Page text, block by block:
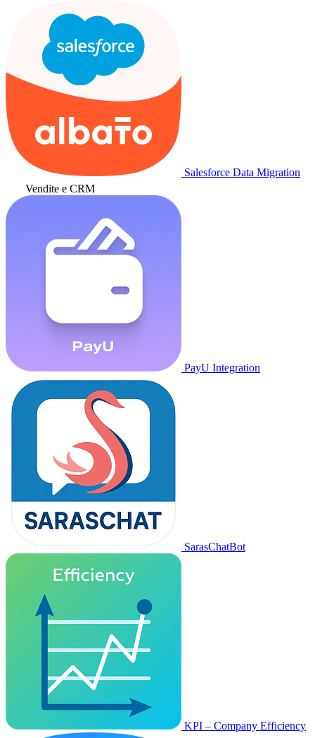
Salesforce Data Migration
Vendite e CRM
PayU Integration
SarasChatBot
KPI – Company Efficiency